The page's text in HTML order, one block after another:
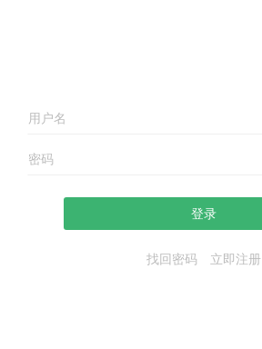
登录
找回密码 立即注册